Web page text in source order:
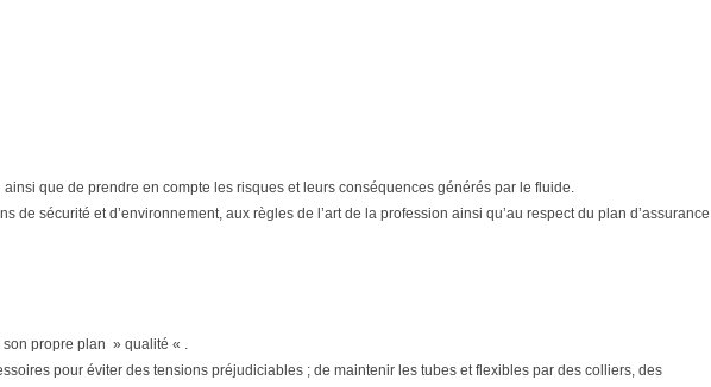
que de prendre en compte les risques et leurs conséquences générés par le fluide.
sécurité et d’environnement, aux règles de l’art de la profession ainsi qu’au respect du plan d’assurance
son propre plan » qualité « .
pour éviter des tensions préjudiciables ; de maintenir les tubes et flexibles par des colliers, des